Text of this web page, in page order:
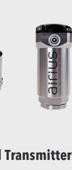
Transmitter